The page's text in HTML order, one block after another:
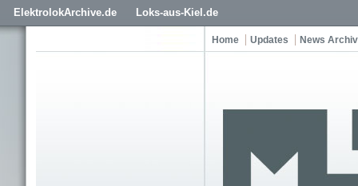
ElektrolokArchive.de Loks-aus-Kiel.de
Home Updates News Archiv